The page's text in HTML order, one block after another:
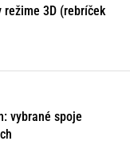
režime 3D (rebríček
vybrané spoje